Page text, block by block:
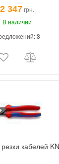
2 347грн.
В наличии
3
кабелей